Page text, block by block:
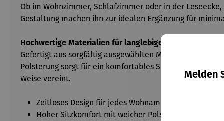
Ob im Wohnzimmer, Schlafzimmer oder in der
Gestaltung machen ihn zur idealen Ergänzung für
Hochwertige Materialien für langlebige Freude
Gefertigt aus sorgfältig ausgewählten Materialien, bietet
Polsterung sorgt für ein komfortables Sitzerlebnis und
Weise vereint.
Zeitloses Design für jedes Wohnambiente
Hoher Sitzkomfort mit weicher Polsterung und
Melden